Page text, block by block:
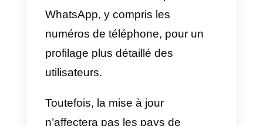
Il s’agit d’une modification
contractuelle unilatérale des
conditions qui affectera
utilisez l’application, c’est-à-dire